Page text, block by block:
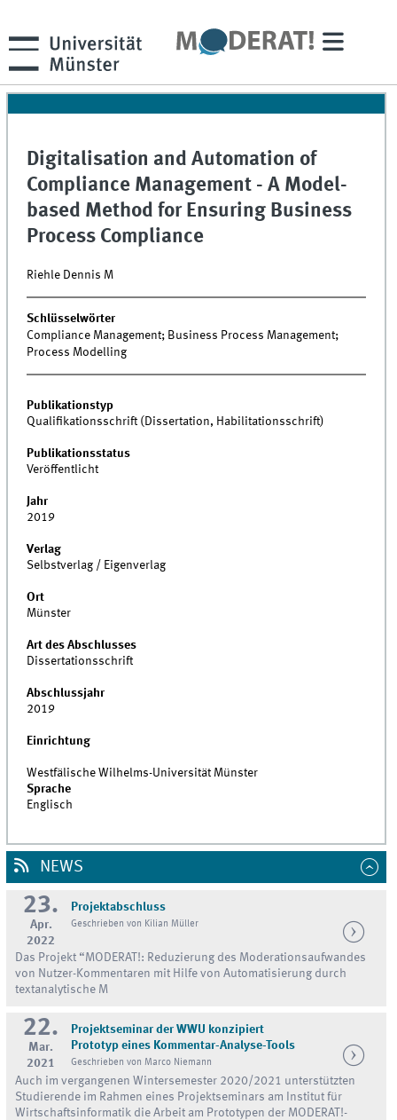
Digitalisation and Automation of
Compliance Management - A Model-
based Method for Ensuring Business
Process Compliance
Riehle Dennis M
Schlüsselwörter
Compliance Management; Business Process Management;
Process Modelling
Publikationstyp
Qualifikationsschrift (Dissertation, Habilitationsschrift)
Publikationsstatus
Veröffentlicht
Jahr
2019
Verlag
Selbstverlag / Eigenverlag
Ort
Münster
Art des Abschlusses
Dissertationsschrift
Abschlussjahr
2019
Einrichtung
Westfälische Wilhelms-Universität Münster
Sprache
Englisch
NEWS
23.
Apr.
2022
Projektabschluss
Geschrieben von Kilian Müller
Das Projekt “MODERAT!: Reduzierung des Moderationsaufwandes
von Nutzer-Kommentaren mit Hilfe von Automatisierung durch
textanalytische M
22.
Mar.
2021
Projektseminar der WWU konzipiert
Prototyp eines Kommentar-Analyse-Tools
Geschrieben von Marco Niemann
Auch im vergangenen Wintersemester 2020/2021 unterstützten
Studierende im Rahmen eines Projektseminars am Institut für
Wirtschaftsinformatik die Arbeit am Prototypen der MODERAT!-